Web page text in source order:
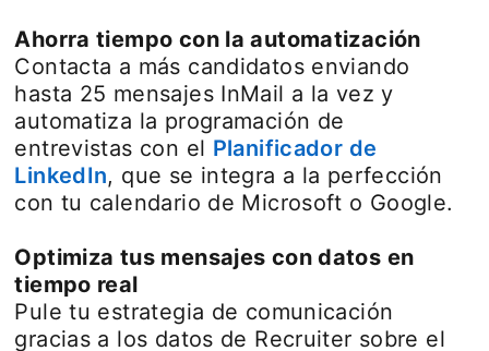
Ahorra tiempo con la automatización
Contacta a más candidatos enviando
hasta 25 mensajes InMail a la vez y
automatiza la programación de
entrevistas con el Planificador de
LinkedInopens in a new tab
, que se integra a la perfección
con tu calendario de Microsoft o Google.
Optimiza tus mensajes con datos en
tiempo real
Pule tu estrategia de comunicación
gracias a los datos de Recruiter sobre el